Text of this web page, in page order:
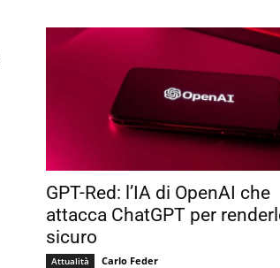
GPT-Red: l’IA di OpenAI che
attacca ChatGPT per
sicuro
Attualità Carlo Feder